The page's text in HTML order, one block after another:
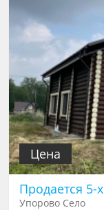
Цена
Продается 5-
Упорово Село